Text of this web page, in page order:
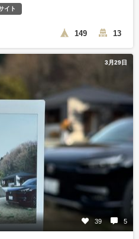
イト
149 13
3月29日
39 5